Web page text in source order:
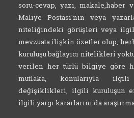
soru-cevap, yazı,
Maliye Postası'nın veya
niteliğindeki görüşleri veya
mevzuata ilişkin özetler olup,
kuruluşu bağlayıcı nitelikleri
verilen her türlü bilgiye göre
mutlaka, konularıyla
değişiklikleri, ilgili kuruluşun en
ilgili yargı kararlarını da